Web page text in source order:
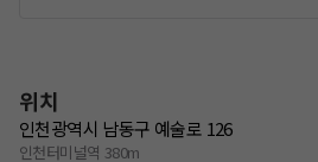
위치
인천광역시 남동구 예술로 126
인천터미널역 380m